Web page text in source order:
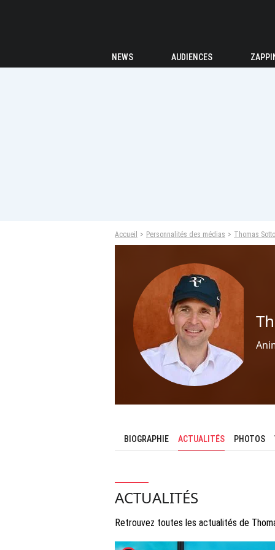
NEWS AUDIENCES
Accueil Personnalités des médias Thomas Sotto
BIOGRAPHIE ACTUALITÉS PHOTOS
ACTUALITÉS
Retrouvez toutes les actualités de